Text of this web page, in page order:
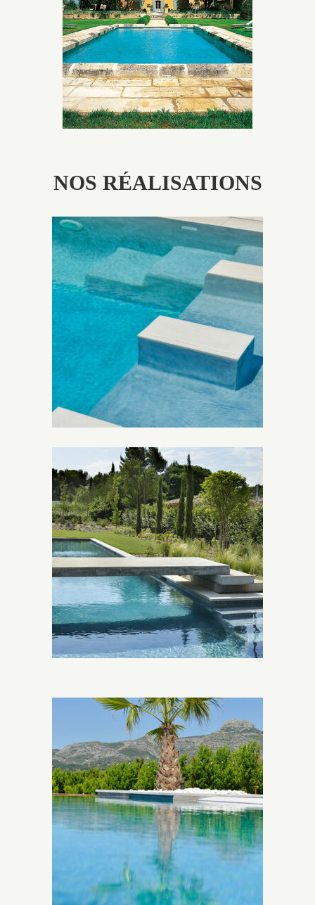
utilisés pour garder un aspect ancien, retrouver une
patine naturelle ou créer un ornement de pierres de
taille.
NOS RÉALISATIONS